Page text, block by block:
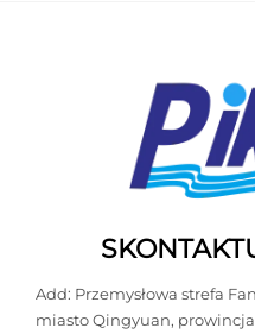
Add: Przemysłowa strefa
miasto Qingyuan,